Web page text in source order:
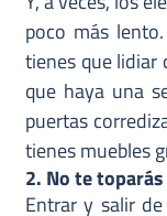
poco más
tienes que lidiar
que haya una
puertas
tienes muebles
2. No te
Entrar y salir